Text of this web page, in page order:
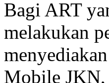
Bagi ART
melakukan
Mobile JKN,